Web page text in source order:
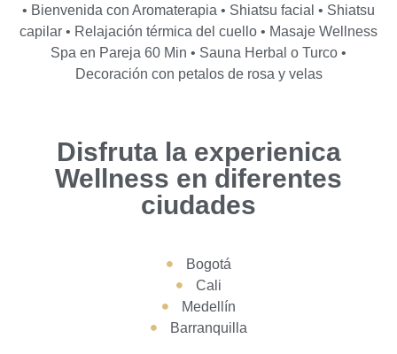
• Bienvenida con Aromaterapia • Shiatsu facial • Shiatsu
capilar • Relajación térmica del cuello • Masaje Wellness
Spa en Pareja 60 Min • Sauna Herbal o Turco •
Decoración con petalos de rosa y velas
Disfruta la experienica
Wellness en diferentes
ciudades
Bogotá
Cali
Medellín
Barranquilla